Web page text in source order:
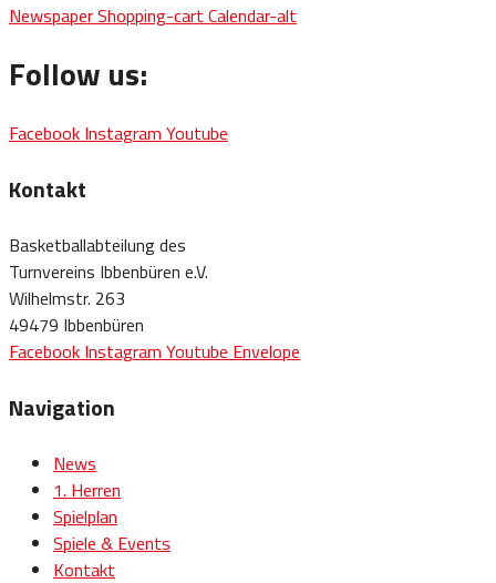
NewspaperShopping-cart Calendar-alt
Follow us:
Facebook Instagram Youtube
Kontakt
Basketballabteilung des
Turnvereins Ibbenbüren e.V.
Wilhelmstr. 263
49479 Ibbenbüren
Facebook Instagram Youtube Envelope
Navigation
News
1. Herren
Spielplan
Spiele & Events
Kontakt